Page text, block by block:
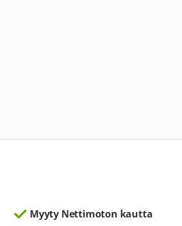
Myyty Nettimoton kautta